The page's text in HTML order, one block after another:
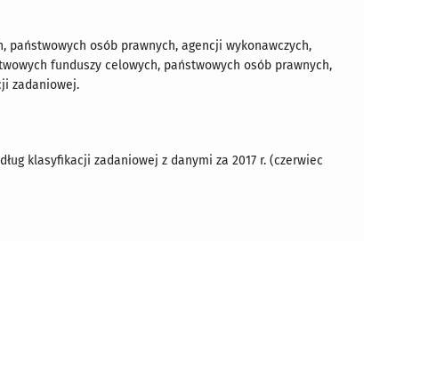
osób prawnych, agencji wykonawczych,
funduszy celowych, państwowych osób prawnych,
zadaniowej.
klasyfikacji zadaniowej z danymi za 2017 r. (czerwiec